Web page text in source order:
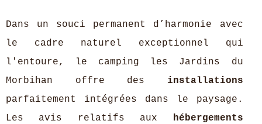
Dans un souci permanent d’harmonie avec
le cadre naturel exceptionnel qui
l'entoure, le camping les Jardins du
Morbihan offre des installations
parfaitement intégrées dans le paysage.
Les avis relatifs aux hébergements